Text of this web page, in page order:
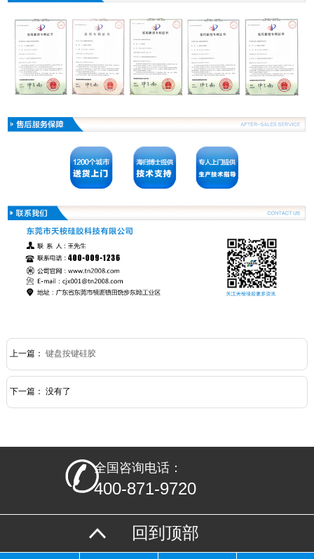
上一篇：键盘按键硅胶
下一篇： 没有了
全国咨询电话：
400-871-9720
回到顶部